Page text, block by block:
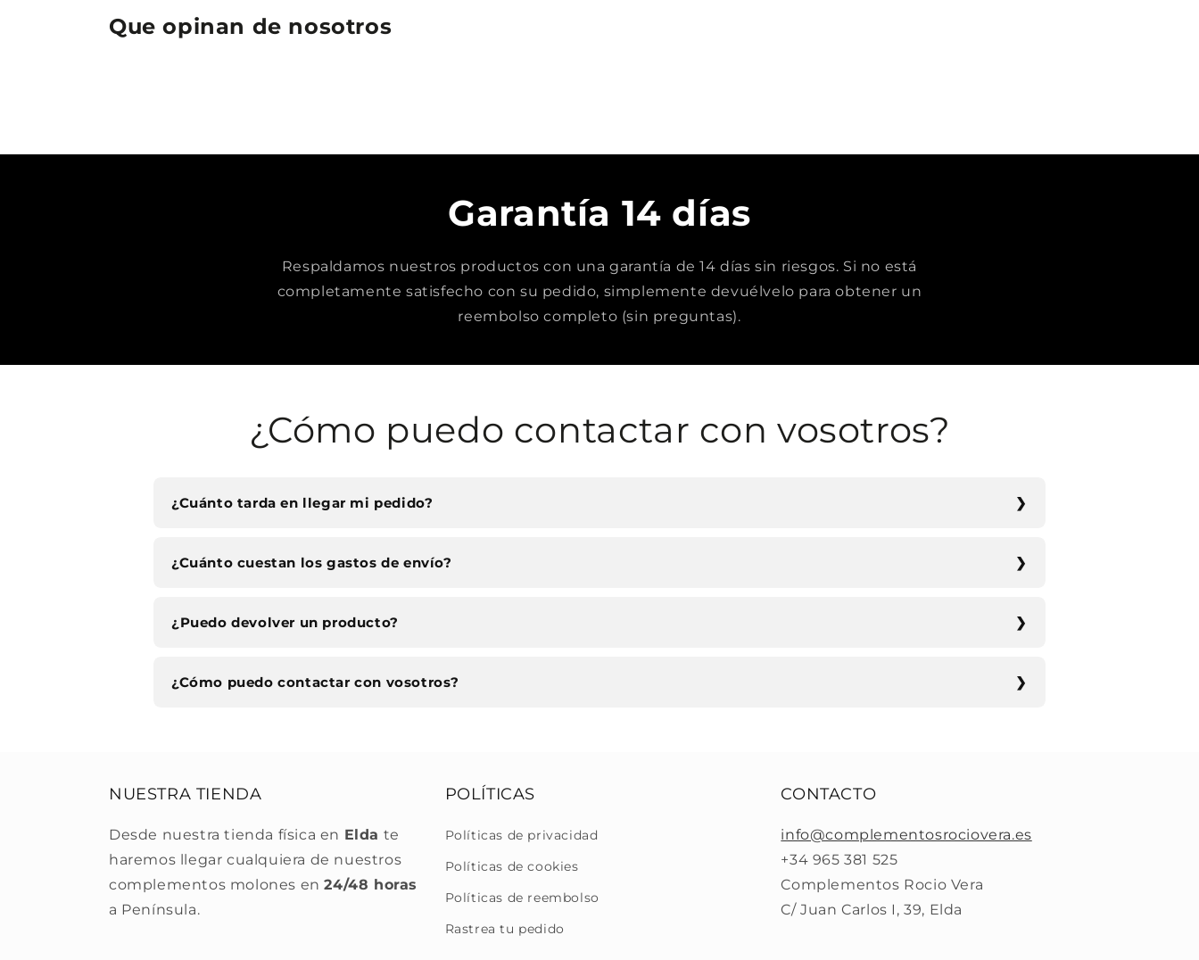
Que opinan de nosotros
Garantía 14 días
Respaldamos nuestros productos con una garantía de 14 días sin riesgos. Si no está
completamente satisfecho con su pedido, simplemente devuélvelo para obtener un
reembolso completo (sin preguntas).
¿Cómo puedo contactar con vosotros?
¿Cuánto tarda en llegar mi pedido?
¿Cuánto cuestan los gastos de envío?
¿Puedo devolver un producto?
¿Cómo puedo contactar con vosotros?
NUESTRA TIENDA
Desde nuestra tienda física en Elda te
haremos llegar cualquiera de nuestros
complementos molones en24/48 horas
a Península.
POLÍTICAS
Políticas de privacidad
Políticas de cookies
Políticas de reembolso
Rastrea tu pedido
CONTACTO
info@complementosrociovera.es
+34 965 381 525
Complementos Rocio Vera
C/ Juan Carlos I, 39, Elda